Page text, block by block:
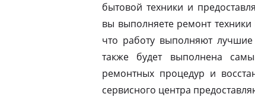
бытовой техники и
вы выполняете ремонт
что работу выполняют
также будет выполнена
ремонтных процедур и
сервисного центра